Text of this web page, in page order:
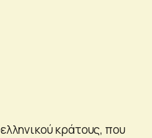
κράτους, που